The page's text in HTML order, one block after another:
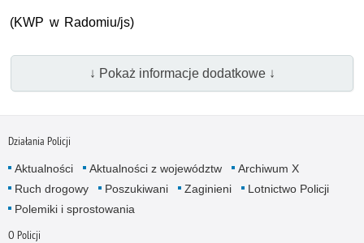
(KWP w Radomiu/js)
↓ Pokaż informacje dodatkowe ↓
Działania Policji
Aktualności Aktualności z województw
Archiwum X
Ruch drogowy
Poszukiwani Zaginieni
Lotnictwo Policji
Polemiki i sprostowania
O Policji